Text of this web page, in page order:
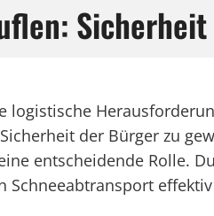
der Bürger zu
entscheidende Rolle.
Schneeabtransport